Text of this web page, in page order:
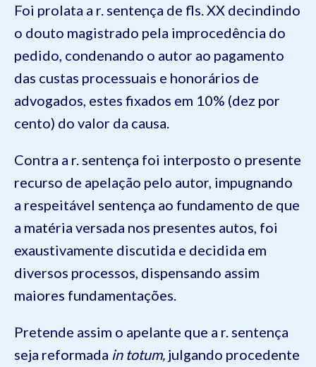
Foi prolata a r. sentença de fls. XX decindindo
o douto magistrado pela improcedência do
pedido, condenando o autor ao pagamento
das custas processuais e honorários de
advogados, estes fixados em 10% (dez por
cento) do valor da causa.
Contra a r. sentença foi interposto o presente
recurso de apelação pelo autor, impugnando
a respeitável sentença ao fundamento de que
a matéria versada nos presentes autos, foi
exaustivamente discutida e decidida em
diversos processos, dispensando assim
maiores fundamentações.
Pretende assim o apelante que a r. sentença
seja reformada in totum, julgando procedente